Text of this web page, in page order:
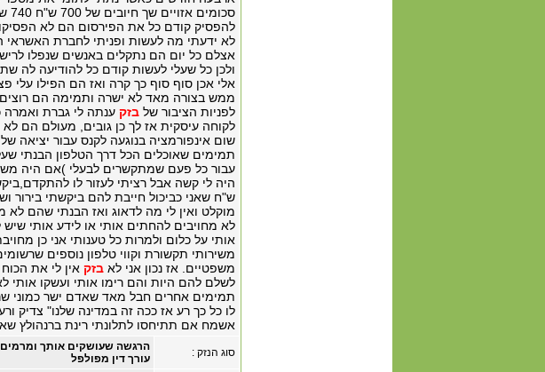
להפסיק קודם כל את הפירסום הם לא
לא ידעתי מה לעשות ופניתי לחברת האשראי
אצלם כל יום הם נתקלים באנשים שנפלו
ולכן כל שעלי לעשות קודם כל להודיעה לה
אלי אכן סוף סוף כך קרה ואז הם הפילו
לפניות הציבור של בזק ענתה לי גברת ואמרה
לקוחה עיסקית אז לך כן גובים, מעולם הם
עבור כל פעם שמתקשרים לבעלי )אם היה
ש"ח שאני כביכול חייבת להם ביקשתי
מוקלט ואין לי מה לדאוג ואז הבנתי שהם
לא מחויבים להחתים אותי או לידע אותי
אותי על כלום ולמרות כל טענותי אני כן
משירותי תקשורת וקווי טלפון נוספים
משפטיים. אז נכון אני לא בזק אין לי את
לשלם להם היות והם רימו אותי ועשקו אותי
תמימים אחרים חבל מאד שאדם ישר כמוני
לו כל כך רע אז ככה זה במדינה שלנו" צדיק
אשמח אם תתיחסו לתלונתי רינת ברנהולץ
הרגשה שעושקים אותך
עורך דין מפולפל
סוג הנזק :